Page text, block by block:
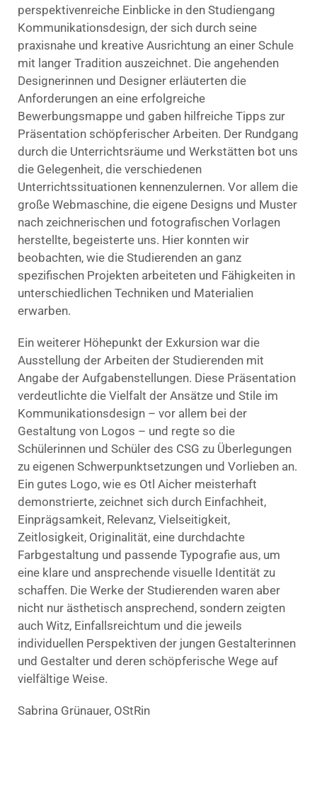
perspektivenreiche Einblicke in den Studiengang
Kommunikationsdesign, der sich durch seine
praxisnahe und kreative Ausrichtung an einer Schule
mit langer Tradition auszeichnet. Die angehenden
Designerinnen und Designer erläuterten die
Anforderungen an eine erfolgreiche
Bewerbungsmappe und gaben hilfreiche Tipps zur
Präsentation schöpferischer Arbeiten. Der Rundgang
durch die Unterrichtsräume und Werkstätten bot uns
die Gelegenheit, die verschiedenen
Unterrichtssituationen kennenzulernen. Vor allem die
große Webmaschine, die eigene Designs und Muster
nach zeichnerischen und fotografischen Vorlagen
herstellte, begeisterte uns. Hier konnten wir
beobachten, wie die Studierenden an ganz
spezifischen Projekten arbeiteten und Fähigkeiten in
unterschiedlichen Techniken und Materialien
erwarben.
Ein weiterer Höhepunkt der Exkursion war die
Ausstellung der Arbeiten der Studierenden mit
Angabe der Aufgabenstellungen. Diese Präsentation
verdeutlichte die Vielfalt der Ansätze und Stile im
Kommunikationsdesign – vor allem bei der
Gestaltung von Logos – und regte so die
Schülerinnen und Schüler des CSG zu Überlegungen
zu eigenen Schwerpunktsetzungen und Vorlieben an.
Ein gutes Logo, wie es Otl Aicher meisterhaft
demonstrierte, zeichnet sich durch Einfachheit,
Einprägsamkeit, Relevanz, Vielseitigkeit,
Zeitlosigkeit, Originalität, eine durchdachte
Farbgestaltung und passende Typografie aus, um
eine klare und ansprechende visuelle Identität zu
schaffen. Die Werke der Studierenden waren aber
nicht nur ästhetisch ansprechend, sondern zeigten
auch Witz, Einfallsreichtum und die jeweils
individuellen Perspektiven der jungen Gestalterinnen
und Gestalter und deren schöpferische Wege auf
vielfältige Weise.
Sabrina Grünauer, OStRin